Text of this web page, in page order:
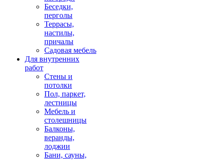
Беседки,
перголы
Террасы,
настилы,
причалы
Садовая мебель
Для внутренних
работ
Стены и
потолки
Пол, паркет,
лестницы
Мебель и
столешницы
Балконы,
веранды,
лоджии
Бани, сауны,